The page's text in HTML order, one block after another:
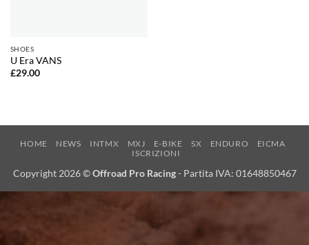
SHOES
U Era VANS
£29.00
HOME NEWS INTMX MXJ E-BIKE SX ENDURO
EICMA
ISCRIZIONI
Copyright 2026 ©Offroad Pro Racing- Partita IVA: 01648850467